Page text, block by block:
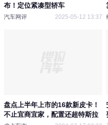
布！定位紧凑型轿车
汽车网评 2025-05-12 13:37
盘点上半年上市的16款新皮卡！
不止宜商宜家，配置还超特斯拉